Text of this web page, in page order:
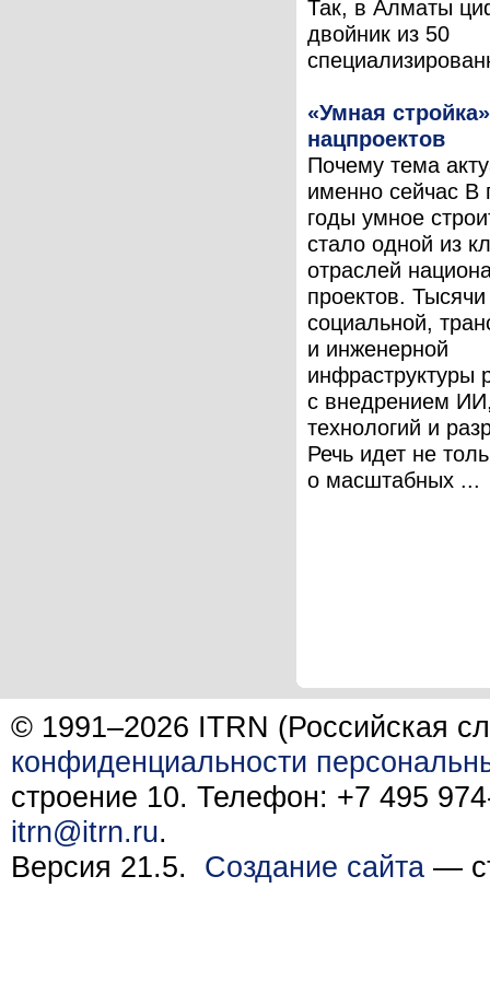
Так, в Алматы
двойник из 50
«Умная
нацпроектов
Почему тема
именно сейчас В
годы умное
стало одной из
отраслей
проектов.
социальной,
и инженерной
инфраструктуры
с внедрением
технологий и
Речь идет не
о масштабных ...
© 1991–2026 ITRN (Российская
конфиденциальности
строение 10. Телефон: +7 495
itrn@itrn.ru.
Версия 21.5. Создание сайта —